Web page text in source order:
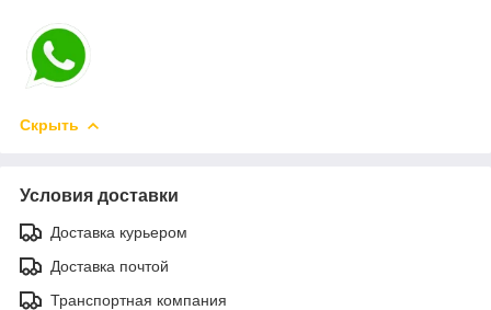
Скрыть
Условия доставки
Доставка курьером
Доставка почтой
Транспортная компания